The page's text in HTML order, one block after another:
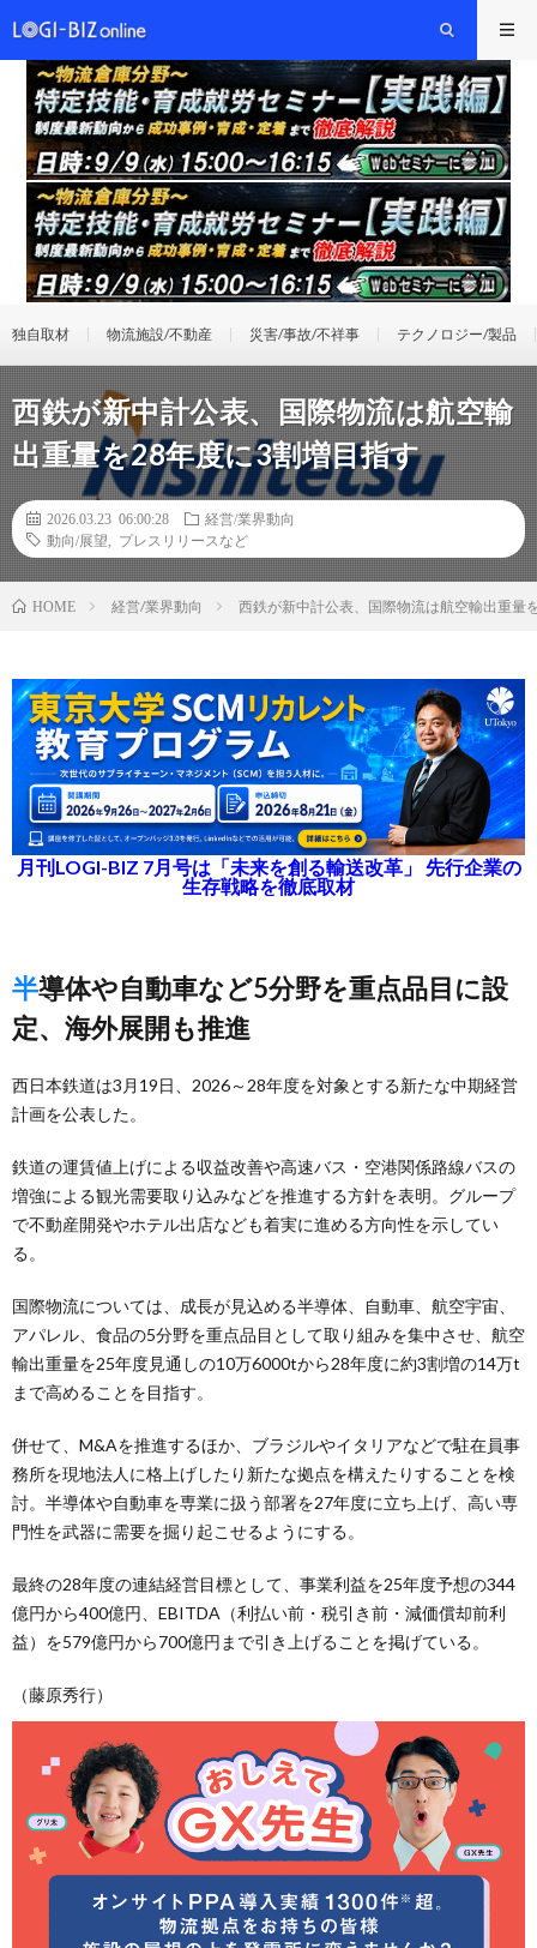
独自取材 物流施設/不動産 災害/事故/不祥事 テクノロジー/製品
西鉄が新中計公表、国際物流は航空輸
出重量を28年度に3割増目指す
2026.03.23 06:00:28
経営/業界動向
動向/展望
プレスリリースなど
HOME 経営/業界動向 西鉄が新中計公表、国際物流は航空輸出重量
月刊LOGI-BIZ 7月号は「未来を創る輸送改革」 先行企業の
生存戦略を徹底取材
半導体や自動車など5分野を重点品目に設
定、海外展開も推進
西日本鉄道は3月19日、2026～28年度を対象とする新たな中期経営
計画を公表した。
鉄道の運賃値上げによる収益改善や高速バス・空港関係路線バスの
増強による観光需要取り込みなどを推進する方針を表明。グループ
で不動産開発やホテル出店なども着実に進める方向性を示してい
る。
国際物流については、成長が見込める半導体、自動車、航空宇宙、
アパレル、食品の5分野を重点品目として取り組みを集中させ、航空
輸出重量を25年度見通しの10万6000tから28年度に約3割増の14万t
まで高めることを目指す。
併せて、M&Aを推進するほか、ブラジルやイタリアなどで駐在員事
務所を現地法人に格上げしたり新たな拠点を構えたりすることを検
討。半導体や自動車を専業に扱う部署を27年度に立ち上げ、高い専
門性を武器に需要を掘り起こせるようにする。
最終の28年度の連結経営目標として、事業利益を25年度予想の344
億円から400億円、EBITDA（利払い前・税引き前・減価償却前利
益）を579億円から700億円まで引き上げることを掲げている。
（藤原秀行）